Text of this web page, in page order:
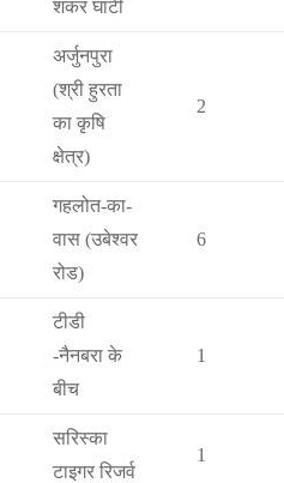
शंकर घाटी
अर्जुनपुरा
(श्री हुरता
का कृषि
क्षेत्र)
2
गहलोत-का-
वास (उबेश्वर
रोड)
6
टीडी
-नैनबरा के
बीच
1
सरिस्का
टाइगर रिजर्व
1